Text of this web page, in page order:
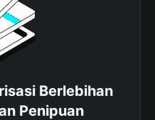
Berlebihan
Penipuan